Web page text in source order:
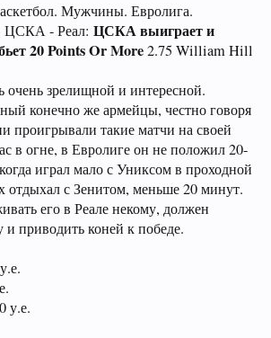
Мужчины. Евролига.
ЦСКА - Реал: ЦСКА выиграет и
20 Points Or More2.75 William Hill
очень зрелищной и интересной.
конечно же армейцы, честно говоря
проигрывали такие матчи на своей
в огне, в Евролиге он не положил 20-
играл мало с Униксом в проходной
отдыхал с Зенитом, меньше 20 минут.
его в Реале некому, должен
приводить коней к победе.
у.е.